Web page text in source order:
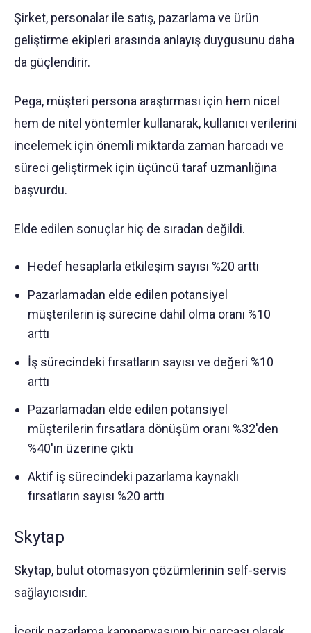
Şirket, personalar ile satış, pazarlama ve ürün
geliştirme ekipleri arasında anlayış duygusunu daha
da güçlendirir.
Pega, müşteri persona araştırması için hem nicel
hem de nitel yöntemler kullanarak, kullanıcı verilerini
incelemek için önemli miktarda zaman harcadı ve
süreci geliştirmek için üçüncü taraf uzmanlığına
başvurdu.
Elde edilen sonuçlar hiç de sıradan değildi.
Hedef hesaplarla etkileşim sayısı %20 arttı
Pazarlamadan elde edilen potansiyel
müşterilerin iş sürecine dahil olma oranı %10
arttı
İş sürecindeki fırsatların sayısı ve değeri %10
arttı
Pazarlamadan elde edilen potansiyel
müşterilerin fırsatlara dönüşüm oranı %32'den
%40'ın üzerine çıktı
Aktif iş sürecindeki pazarlama kaynaklı
fırsatların sayısı %20 arttı
Skytap
Skytap, bulut otomasyon çözümlerinin self-servis
sağlayıcısıdır.